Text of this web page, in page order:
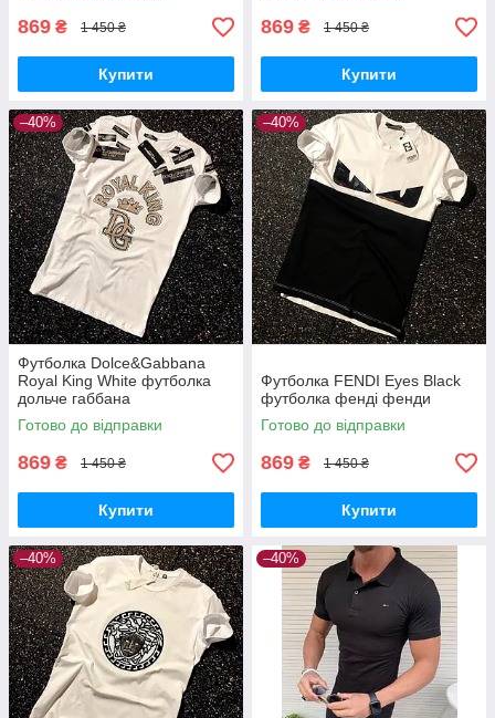
869 ₴ 1 450 ₴
Купити
869 ₴ 1 450 ₴
Купити
–40%
Футболка Dolce&Gabbana
Royal King White футболка
дольче габбана
Готово до відправки
869 ₴ 1 450 ₴
Купити
–40%
Футболка FENDI Eyes Black
футболка фенді фенди
Готово до відправки
869 ₴ 1 450 ₴
Купити
–40% –40%